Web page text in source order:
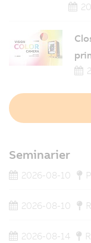
Seminarier
2026-08-10
2026-08-10
2026-08-14